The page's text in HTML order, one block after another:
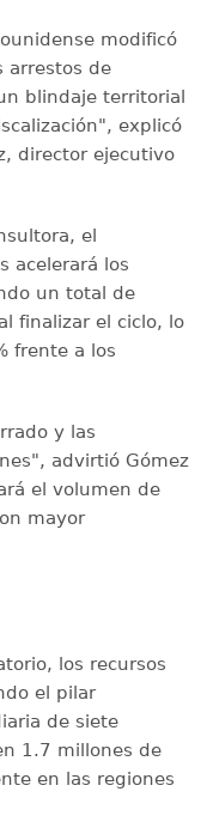
modificó
arrestos de
blindaje territorial
explicó
director ejecutivo
el
acelerará los
un total de
finalizar el ciclo, lo
frente a los
y las
advirtió Gómez
el volumen de
mayor
los recursos
el pilar
de siete
1.7 millones de
en las regiones